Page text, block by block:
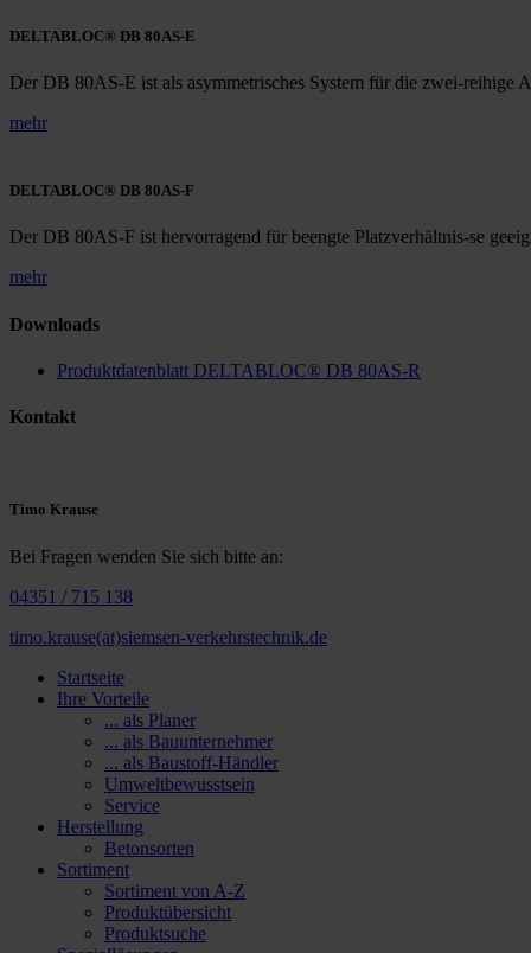
DELTABLOC® DB 80AS-E
Der DB 80AS-E ist als asymmetrisches System für die zwei-reihige
mehr
DELTABLOC® DB 80AS-F
Der DB 80AS-F ist hervorragend für beengte Platzverhältnis-se
mehr
Downloads
Produktdatenblatt DELTABLOC® DB 80AS-R
Kontakt
Timo Krause
Bei Fragen wenden Sie sich bitte an:
04351 / 715 138
timo.krause(at)siemsen-verkehrstechnik.de
Startseite
Ihre Vorteile
... als Planer
... als Bauunternehmer
... als Baustoff-Händler
Umweltbewusstsein
Service
Herstellung
Betonsorten
Sortiment
Sortiment von A-Z
Produktübersicht
Produktsuche